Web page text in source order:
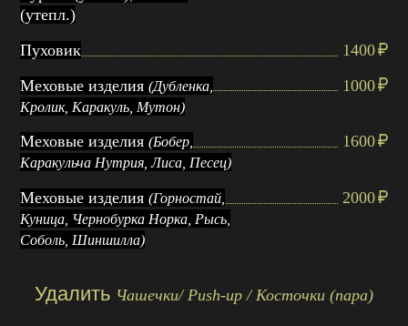
(утепл.)
Пуховик
1400
Меховые изделия(Дубленка,
Кролик, Каракуль, Мутон)
1000
Меховые изделия(Бобер,
Каракульча Нутрия, Лиса, Песец)
1600
Меховые изделия(Горностай,
Куница, Чернобурка Норка, Рысь,
Соболь, Шиншилла)
2000
Удалить Чашечки/ Рush-up / Косточки (пара)